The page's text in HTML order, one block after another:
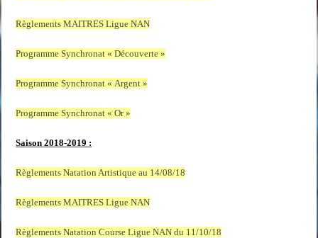
Règlements MAITRES Ligue NAN
Programme Synchronat « Découverte »
Programme Synchronat « Argent »
Programme Synchronat « Or »
Saison 2018-2019 :
Règlements Natation Artistique au 14/08/18
Règlements MAITRES Ligue NAN
Règlements Natation Course Ligue NAN du 11/10/18